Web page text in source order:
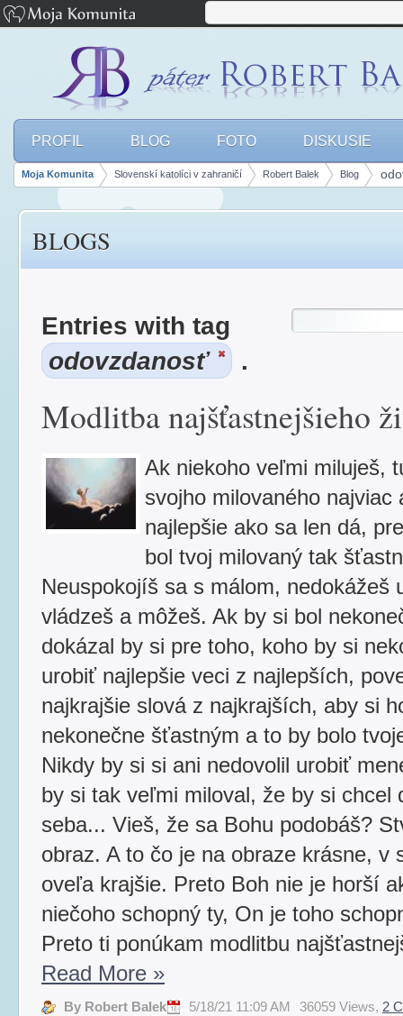
PROFIL BLOG FOTO DISKUSIE
Breadcrumbs
Moja Komunita Slovenskí katolíci v zahraničí Robert Balek Blog
BLOGS
Entries with tag
odovzdanosť
.
Modlitba najšťastnejšieho
Ak niekoho veľmi miluješ,
svojho milovaného najviac
najlepšie ako sa len dá,
bol tvoj milovaný tak
Neuspokojíš sa s málom, nedokážeš
vládzeš a môžeš. Ak by si bol
dokázal by si pre toho, koho by si
urobiť najlepšie veci z najlepších,
najkrajšie slová z najkrajších, aby si
nekonečne šťastným a to by bolo
Nikdy by si si ani nedovolil urobiť
by si tak veľmi miloval, že by si chcel
seba... Vieš, že sa Bohu podobáš?
obraz. A to čo je na obraze krásne, v
oveľa krajšie. Preto Boh nie je horší
niečoho schopný ty, On je toho
Preto ti ponúkam modlitbu
Read More »
By Robert Balek 5/18/21 11:09 AM 36059 Views, 2